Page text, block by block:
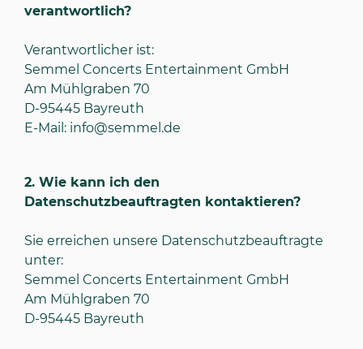
verantwortlich?
Verantwortlicher ist:
Semmel Concerts Entertainment GmbH
Am Mühlgraben 70
D-95445 Bayreuth
E-Mail: info@semmel.de
2. Wie kann ich den
Datenschutzbeauftragten kontaktieren?
Sie erreichen unsere Datenschutzbeauftragte
unter:
Semmel Concerts Entertainment GmbH
Am Mühlgraben 70
D-95445 Bayreuth